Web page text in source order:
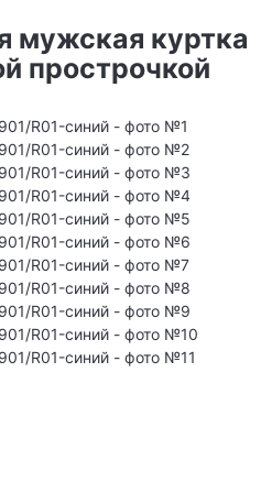
мужская куртка
прострочкой